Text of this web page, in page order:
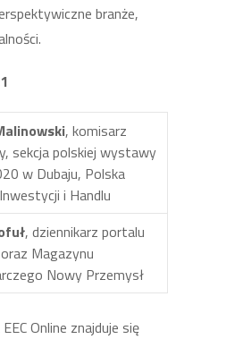
branże,
, komisarz
sekcja polskiej wystawy
w Dubaju, Polska
i Handlu
, dziennikarz portalu
Magazynu
Nowy Przemysł
Online znajduje się